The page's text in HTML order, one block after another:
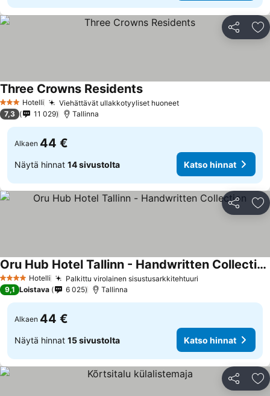
Jaa
3 Tähtiluokitus
Hotelli Viehättävät ullakkotyyliset huoneet
Three Crowns Residents
7,3 11 029 Tallinna
Alkaen 44 €
Näytä hinnat 14 sivustolta Katso hinnat
Jaa
4 Tähtiluokitus
Hotelli Palkittu virolainen sisustusarkkitehtuuri
Oru Hub Hotel Tallinn - Handwritten Collection
9,1 Loistava 6 025 Tallinna
Alkaen 44 €
Näytä hinnat 15 sivustolta Katso hinnat
Jaa